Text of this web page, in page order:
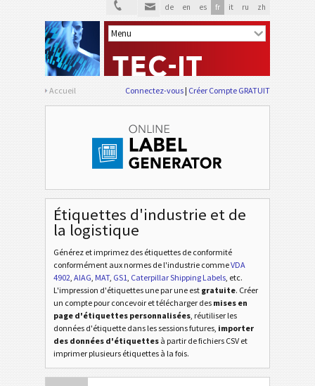
de en es fr it ru zh
Accueil Connectez-vous Créer Compte GRATUIT
Étiquettes d'industrie et de
la logistique
Générez et imprimez des étiquettes de conformité
conformément aux normes de l'industrie commeVDA
4902, AIAG, MAT, GS1, Caterpillar Shipping Labels, etc.
L'impression d'étiquettes une par une est gratuite. Créer
un compte pour concevoir et télécharger des mises en
page d'étiquettes personnalisées, réutiliser les
données d'étiquette dans les sessions futures, importer
des données d'étiquettes à partir de fichiers CSV et
imprimer plusieurs étiquettes à la fois.